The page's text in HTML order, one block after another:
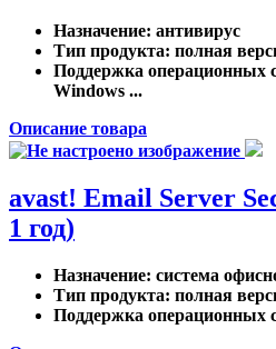
Назначение: антивирус
Тип продукта: полная
Поддержка операционных
Windows ...
Описание товара
avast! Email Server
1 год)
Назначение: система
Тип продукта: полная
Поддержка операционных